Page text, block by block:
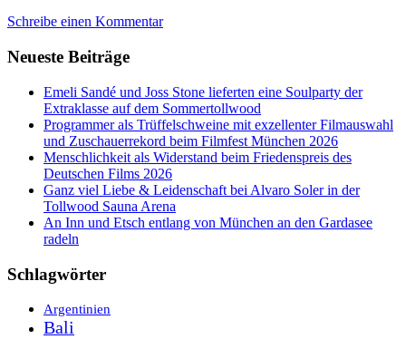
Schreibe einen Kommentar
Neueste Beiträge
Emeli Sandé und Joss Stone lieferten eine Soulparty der
Extraklasse auf dem Sommertollwood
Programmer als Trüffelschweine mit exzellenter Filmauswahl
und Zuschauerrekord beim Filmfest München 2026
Menschlichkeit als Widerstand beim Friedenspreis des
Deutschen Films 2026
Ganz viel Liebe & Leidenschaft bei Alvaro Soler in der
Tollwood Sauna Arena
An Inn und Etsch entlang von München an den Gardasee
radeln
Schlagwörter
Argentinien
Bali